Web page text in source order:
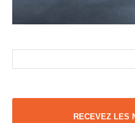
RECEVEZ LES